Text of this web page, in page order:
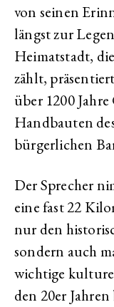
von seinen
längst zur
Heimatstadt,
zählt,
über 1200
Handbauten
bürgerlichen
Der Sprecher
eine fast 22
nur den
sondern auch
wichtige
den 20er